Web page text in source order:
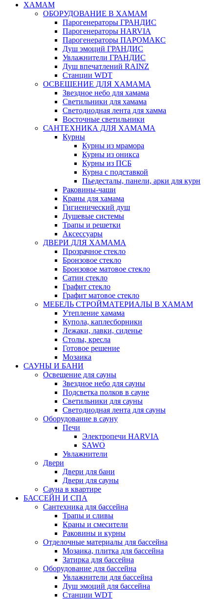
ХАМАМ
ОБОРУДОВАНИЕ В ХАМАМ
Парогенераторы ГРАНДИС
Парогенераторы HARVIA
Парогенераторы ПАРОМАКС
Душ эмоций ГРАНДИС
Увлажнители ГРАНДИС
Душ впечатлений RAINZ
Станции WDT
ОСВЕЩЕНИЕ ДЛЯ ХАМАМА
Звездное небо для хамама
Светильники для хамама
Светодиодная лента для хамма
Восточные светильники
САНТЕХНИКА ДЛЯ ХАМАМА
Курны
Курны из мрамора
Курны из оникса
Курны из ПСБ
Курна с подставкой
Пьедесталы, панели, арки для курн
Раковины-чаши
Краны для хамама
Гигиенический душ
Душевые системы
Трапы и решетки
Аксессуары
ДВЕРИ ДЛЯ ХАМАМА
Прозрачное стекло
Бронзовое стекло
Бронзовое матовое стекло
Сатин стекло
Графит стекло
Графит матовое стекло
МЕБЕЛЬ СТРОЙМАТЕРИАЛЫ В ХАМАМ
Утепление хамама
Купола, каплесборники
Лежаки, лавки, сиденье
Столы, кресла
Готовое решение
Мозаика
САУНЫ И БАНИ
Освещение для сауны
Звездное небо для сауны
Подсветка полков в сауне
Светильники для сауны
Светодиодная лента для сауны
Оборудование в сауну
Печи
Электропечи HARVIA
SAWO
Увлажнители
Двери
Двери для бани
Двери для сауны
Сауна в квартире
БАССЕЙН И СПА
Сантехника для бассейна
Трапы и сливы
Краны и смесители
Раковины и курны
Отделочные материалы для бассейна
Мозаика, плитка для бассейна
Затирка для бассейна
Оборудование для бассейна
Увлажнители для бассейна
Душ эмоций для бассейна
Станции WDT